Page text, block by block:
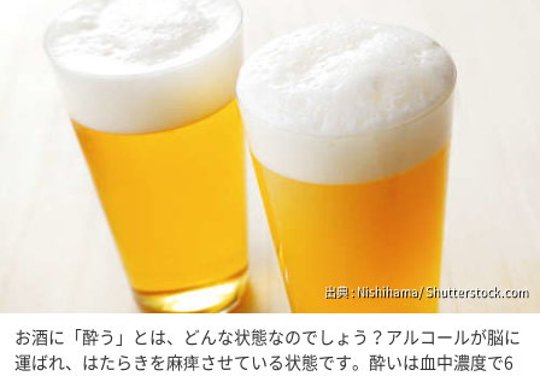
出典 : Nishihama/ Shutterstock.com
お酒に「酔う」とは、どんな状態なのでしょう？アルコールが脳に
運ばれ、はたらきを麻痺させている状態です。酔いは血中濃度で6